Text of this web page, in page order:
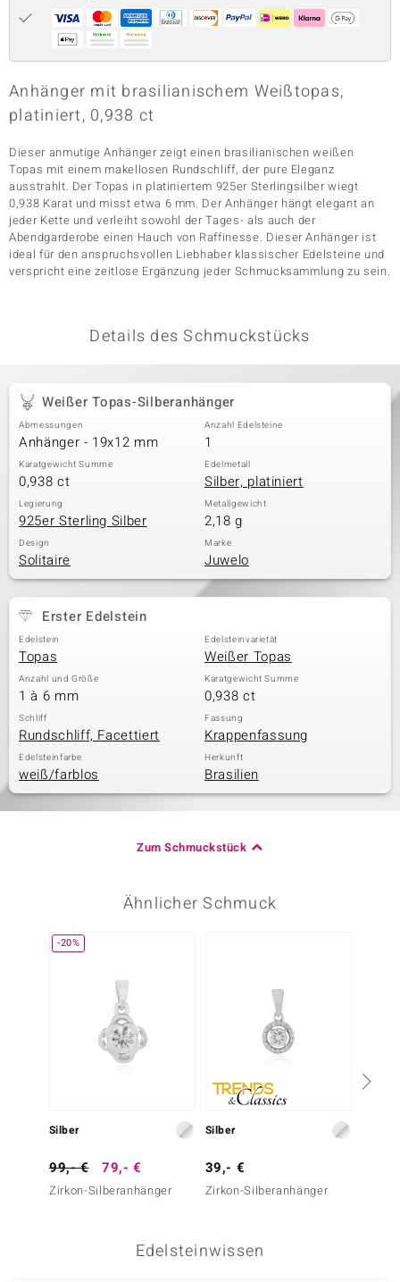
Classics
Anhänger mit brasilianischem Weißtopas,
platiniert, 0,938 ct
Dieser anmutige Anhänger zeigt einen brasilianischen weißen
Topas mit einem makellosen Rundschliff, der pure Eleganz
ausstrahlt. Der Topas in platiniertem 925er Sterlingsilber wiegt
0,938 Karat und misst etwa 6 mm. Der Anhänger hängt elegant an
jeder Kette und verleiht sowohl der Tages- als auch der
Abendgarderobe einen Hauch von Raffinesse. Dieser Anhänger ist
ideal für den anspruchsvollen Liebhaber klassischer Edelsteine und
verspricht eine zeitlose Ergänzung jeder Schmucksammlung zu sein.
Details des Schmuckstücks
Weißer Topas-Silberanhänger
Abmessungen
Anhänger - 19x12 mm
Anzahl Edelsteine
1
Karatgewicht Summe
0,938 ct
Edelmetall
Silber, platiniert
Legierung
925er Sterling Silber
Metallgewicht
2,18 g
Design
Solitaire
Marke
Juwelo
Erster Edelstein
Edelstein
Topas
Edelsteinvarietät
Weißer Topas
Anzahl und Größe
1 à 6 mm
Karatgewicht Summe
0,938 ct
Schliff
Rundschliff, Facettiert
Fassung
Krappenfassung
Edelsteinfarbe
weiß/farblos
Herkunft
Brasilien
Zum Schmuckstück
Ähnlicher Schmuck
-20%
Silber
99,- € 79,- €
Zirkon-Silberanhänger
Silber
39,- €
Zirkon-Silberanhänger
Edelsteinwissen